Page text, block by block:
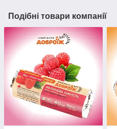
Подібні товари компанії